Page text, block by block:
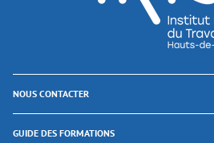
NOUS CONTACTER
GUIDE DES FORMATIONS